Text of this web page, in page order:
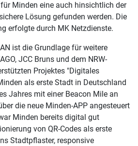
Minden eine auch hinsichtlich der
Lösung gefunden werden. Die
erfolgte durch MK Netzdienste.
ist die Grundlage für weitere
JCC Bruns und dem NRW-
Projektes "Digitales
als erste Stadt in Deutschland
Jahres mit einer Beacon Mile an
die neue Minden-APP angesteuert
Minden bereits digital gut
von QR-Codes als erste
Stadtpflaster, responsive